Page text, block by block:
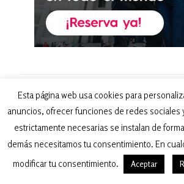
Explora por temas
Guías de viaje
Preparativos antes de viajar
Descuentos para tus viajes
Mujeres viajeras
Esta página web usa cookies para
anuncios, ofrecer funciones de redes sociales
estrictamente necesarias se instalan de
demás necesitamos tu consentimiento. En
modificar tu consentimiento.
Aceptar